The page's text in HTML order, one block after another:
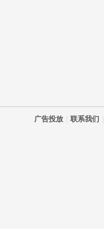
广告投放 联系我们